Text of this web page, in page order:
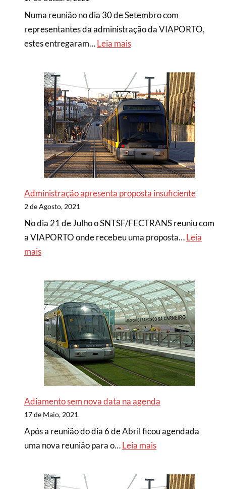
Numa reunião no dia 30 de Setembro com
representantes da administração da VIAPORTO,
estes entregaram…Leia mais
Administração apresenta proposta insuficiente
2 de Agosto, 2021
No dia 21 de Julho o SNTSF/FECTRANS reuniu com
a VIAPORTO onde recebeu uma proposta…Leia
mais
Adiamento sem nova data na agenda
17 de Maio, 2021
Após a reunião do dia 6 de Abril ficou agendada
uma nova reunião para o…Leia mais